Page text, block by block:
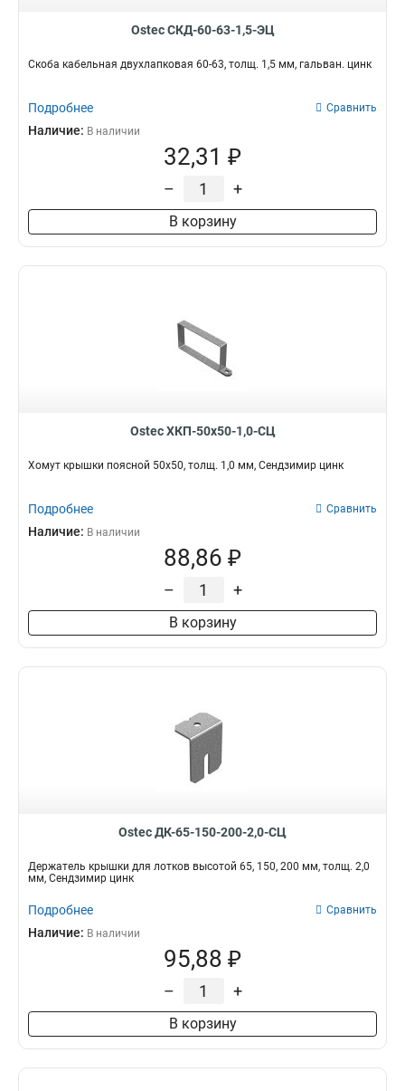
Ostec СКД-60-63-1,5-ЭЦ
Скоба кабельная двухлапковая 60-63, толщ. 1,5 мм, гальван. цинк
Подробнее Сравнить
Наличие: В наличии
32,31 ₽
– +
В корзину
Ostec ХКП-50х50-1,0-СЦ
Хомут крышки поясной 50х50, толщ. 1,0 мм, Сендзимир цинк
Подробнее Сравнить
Наличие: В наличии
88,86 ₽
– +
В корзину
Ostec ДК-65-150-200-2,0-СЦ
Держатель крышки для лотков высотой 65, 150, 200 мм, толщ. 2,0
мм, Сендзимир цинк
Подробнее Сравнить
Наличие: В наличии
95,88 ₽
– +
В корзину